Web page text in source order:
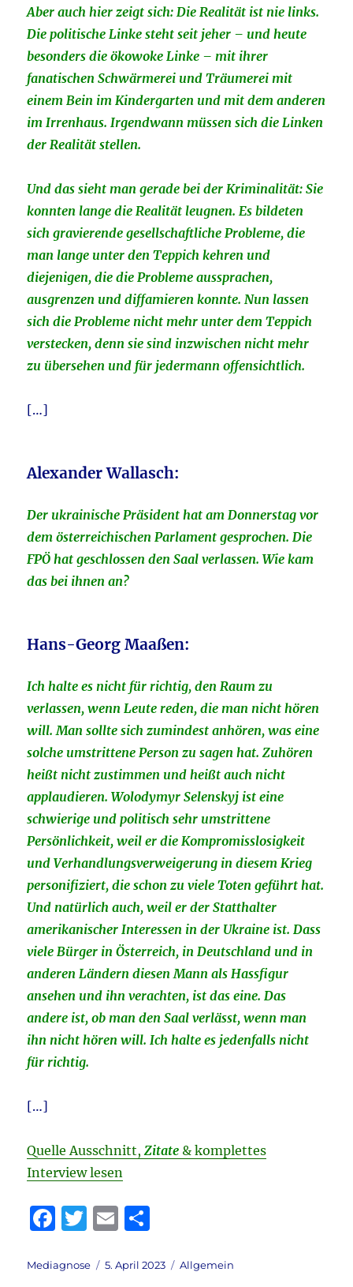
Aber auch hier zeigt sich: Die Realität ist nie links.
Die politische Linke steht seit jeher – und heute
besonders die ökowoke Linke – mit ihrer
fanatischen Schwärmerei und Träumerei mit
einem Bein im Kindergarten und mit dem anderen
im Irrenhaus. Irgendwann müssen sich die Linken
der Realität stellen.
Und das sieht man gerade bei der Kriminalität: Sie
konnten lange die Realität leugnen. Es bildeten
sich gravierende gesellschaftliche Probleme, die
man lange unter den Teppich kehren und
diejenigen, die die Probleme aussprachen,
ausgrenzen und diffamieren konnte. Nun lassen
sich die Probleme nicht mehr unter dem Teppich
verstecken, denn sie sind inzwischen nicht mehr
zu übersehen und für jedermann offensichtlich.
[…]
Alexander Wallasch:
Der ukrainische Präsident hat am Donnerstag vor
dem österreichischen Parlament gesprochen. Die
FPÖ hat geschlossen den Saal verlassen. Wie kam
das bei ihnen an?
Hans-Georg Maaßen:
Ich halte es nicht für richtig, den Raum zu
verlassen, wenn Leute reden, die man nicht hören
will. Man sollte sich zumindest anhören, was eine
solche umstrittene Person zu sagen hat. Zuhören
heißt nicht zustimmen und heißt auch nicht
applaudieren. Wolodymyr Selenskyj ist eine
schwierige und politisch sehr umstrittene
Persönlichkeit, weil er die Kompromisslosigkeit
und Verhandlungsverweigerung in diesem Krieg
personifiziert, die schon zu viele Toten geführt hat.
Und natürlich auch, weil er der Statthalter
amerikanischer Interessen in der Ukraine ist. Dass
viele Bürger in Österreich, in Deutschland und in
anderen Ländern diesen Mann als Hassfigur
ansehen und ihn verachten, ist das eine. Das
andere ist, ob man den Saal verlässt, wenn man
ihn nicht hören will. Ich halte es jedenfalls nicht
für richtig.
[…]
Quelle Ausschnitt,Zitate & komplettes
Interview lesen
F
c
T
it
E
ai le
Autor
Mediagnose
Veröffentlicht
5. April 2023 Kategorien
Allgemein